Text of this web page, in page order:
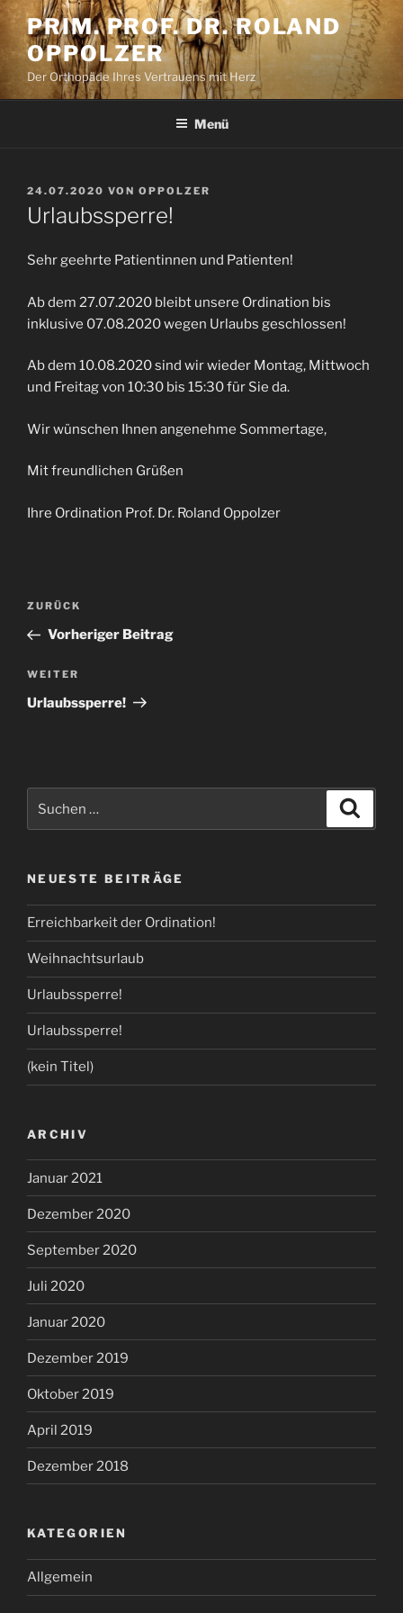
Zum
Inhalt
springen
PRIM. PROF. DR. ROLAND
OPPOLZER
Der Orthopäde Ihres Vertrauens mit Herz
Menü
VERÖFFENTLICHT
AM
24.07.2020 VON OPPOLZER
Urlaubssperre!
Sehr geehrte Patientinnen und Patienten!
Ab dem 27.07.2020 bleibt unsere Ordination bis
inklusive 07.08.2020 wegen Urlaubs geschlossen!
Ab dem 10.08.2020 sind wir wieder Montag, Mittwoch
und Freitag von 10:30 bis 15:30 für Sie da.
Wir wünschen Ihnen angenehme Sommertage,
Mit freundlichen Grüßen
Ihre Ordination Prof. Dr. Roland Oppolzer
Beitragsnavigation
Vorheriger
Beitrag
ZURÜCK
Vorheriger Beitrag
Nächster
Beitrag
WEITER
Urlaubssperre!
nach:
NEUESTE BEITRÄGE
Erreichbarkeit der Ordination!
Weihnachtsurlaub
Urlaubssperre!
Urlaubssperre!
(kein Titel)
ARCHIV
Januar 2021
Dezember 2020
September 2020
Juli 2020
Januar 2020
Dezember 2019
Oktober 2019
April 2019
Dezember 2018
KATEGORIEN
Allgemein